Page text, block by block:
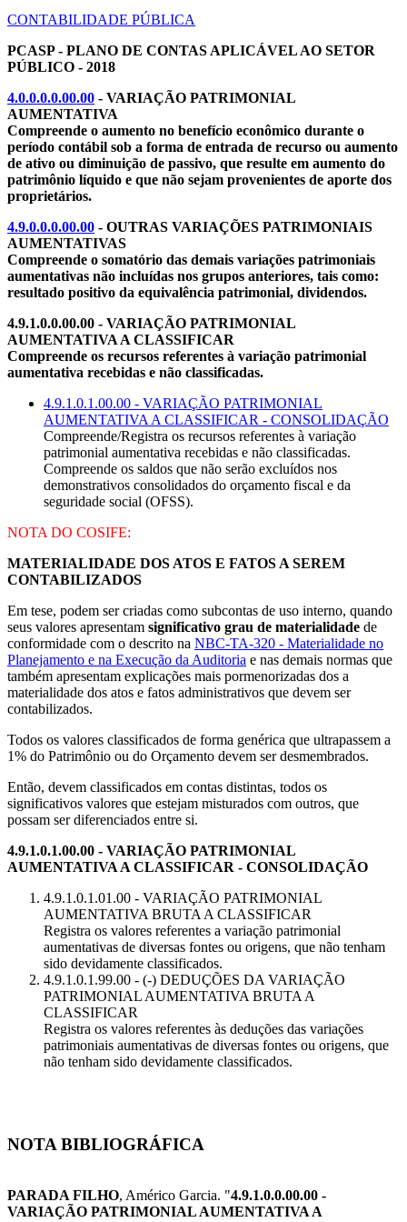
CONTABILIDADE PÚBLICA
PCASP - PLANO DE CONTAS APLICÁVEL AO SETOR
PÚBLICO - 2018
4.0.0.0.0.00.00 - VARIAÇÃO PATRIMONIAL
AUMENTATIVA
Compreende o aumento no benefício econômico durante o
período contábil sob a forma de entrada de recurso ou aumento
de ativo ou diminuição de passivo, que resulte em aumento do
patrimônio líquido e que não sejam provenientes de aporte dos
proprietários.
4.9.0.0.0.00.00 - OUTRAS VARIAÇÕES PATRIMONIAIS
AUMENTATIVAS
Compreende o somatório das demais variações patrimoniais
aumentativas não incluídas nos grupos anteriores, tais como:
resultado positivo da equivalência patrimonial, dividendos.
4.9.1.0.0.00.00 - VARIAÇÃO PATRIMONIAL
AUMENTATIVA A CLASSIFICAR
Compreende os recursos referentes à variação patrimonial
aumentativa recebidas e não classificadas.
4.9.1.0.1.00.00 - VARIAÇÃO PATRIMONIAL
AUMENTATIVA A CLASSIFICAR - CONSOLIDAÇÃO
Compreende/Registra os recursos referentes à variação
patrimonial aumentativa recebidas e não classificadas.
Compreende os saldos que não serão excluídos nos
demonstrativos consolidados do orçamento fiscal e da
seguridade social (OFSS).
NOTA DO COSIFE:
MATERIALIDADE DOS ATOS E FATOS A SEREM
CONTABILIZADOS
Em tese, podem ser criadas como subcontas de uso interno, quando
seus valores apresentam significativo grau de materialidade de
conformidade com o descrito na NBC-TA-320 - Materialidade no
Planejamento e na Execução da Auditoria e nas demais normas que
também apresentam explicações mais pormenorizadas dos a
materialidade dos atos e fatos administrativos que devem ser
contabilizados.
Todos os valores classificados de forma genérica que ultrapassem a
1% do Patrimônio ou do Orçamento devem ser desmembrados.
Então, devem classificados em contas distintas, todos os
significativos valores que estejam misturados com outros, que
possam ser diferenciados entre si.
4.9.1.0.1.00.00 - VARIAÇÃO PATRIMONIAL
AUMENTATIVA A CLASSIFICAR - CONSOLIDAÇÃO
4.9.1.0.1.01.00 - VARIAÇÃO PATRIMONIAL
AUMENTATIVA BRUTA A CLASSIFICAR
Registra os valores referentes a variação patrimonial
aumentativas de diversas fontes ou origens, que não tenham
sido devidamente classificados.
4.9.1.0.1.99.00 - (-) DEDUÇÕES DA VARIAÇÃO
PATRIMONIAL AUMENTATIVA BRUTA A
CLASSIFICAR
Registra os valores referentes às deduções das variações
patrimoniais aumentativas de diversas fontes ou origens, que
não tenham sido devidamente classificados.
NOTA BIBLIOGRÁFICA
PARADA FILHO, Américo Garcia. "4.9.1.0.0.00.00 -
VARIAÇÃO PATRIMONIAL AUMENTATIVA A